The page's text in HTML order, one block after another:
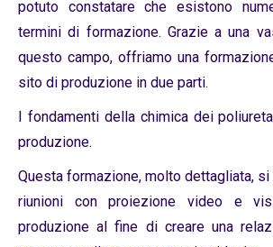
potuto constatare che esistono
termini di formazione. Grazie a una
questo campo, offriamo una
sito di produzione in due parti.
I fondamenti della chimica dei
produzione.
Questa formazione, molto dettagliata,
riunioni con proiezione video e
produzione al fine di creare una